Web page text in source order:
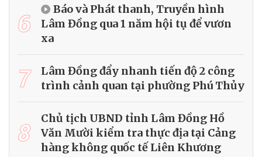
6
Báo và Phát thanh, Truyền hình
Lâm Đồng qua 1 năm hội tụ để vươn
xa
7
Lâm Đồng đẩy nhanh tiến độ 2 công
trình cảnh quan tại phường Phú Thủy
8
Chủ tịch UBND tỉnh Lâm Đồng Hồ
Văn Mười kiểm tra thực địa tại Cảng
hàng không quốc tế Liên Khương